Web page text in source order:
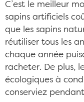
C’est le meilleur
sapins artificiels
que les sapins
réutiliser tous les
chaque année
racheter. De plus,
écologiques à
conserviez